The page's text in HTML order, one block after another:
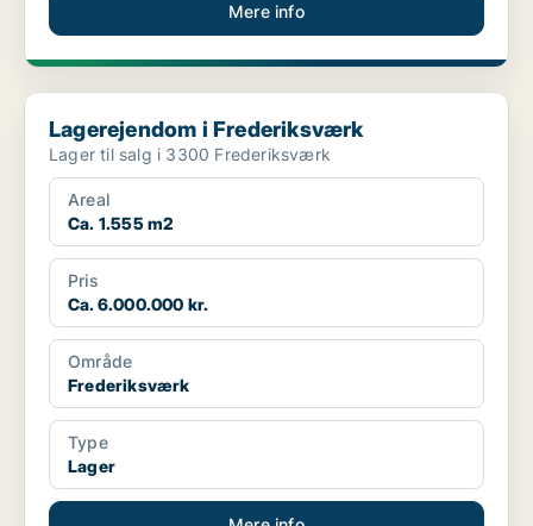
Mere info
Lagerejendom i Frederiksværk
Lagerejendom i Frederiksværk
Lager til salg i 3300 Frederiksværk
Areal
Ca. 1.555 m2
Pris
Ca. 6.000.000 kr.
Område
Frederiksværk
Type
Lager